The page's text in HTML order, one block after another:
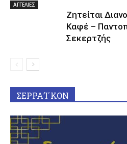
ΑΓΓΕΛΙΕΣ
Ζητείται
Καφέ –
Σεκερτζής
ΣΕΡΡΑ’Ι΄ΚΟΝ